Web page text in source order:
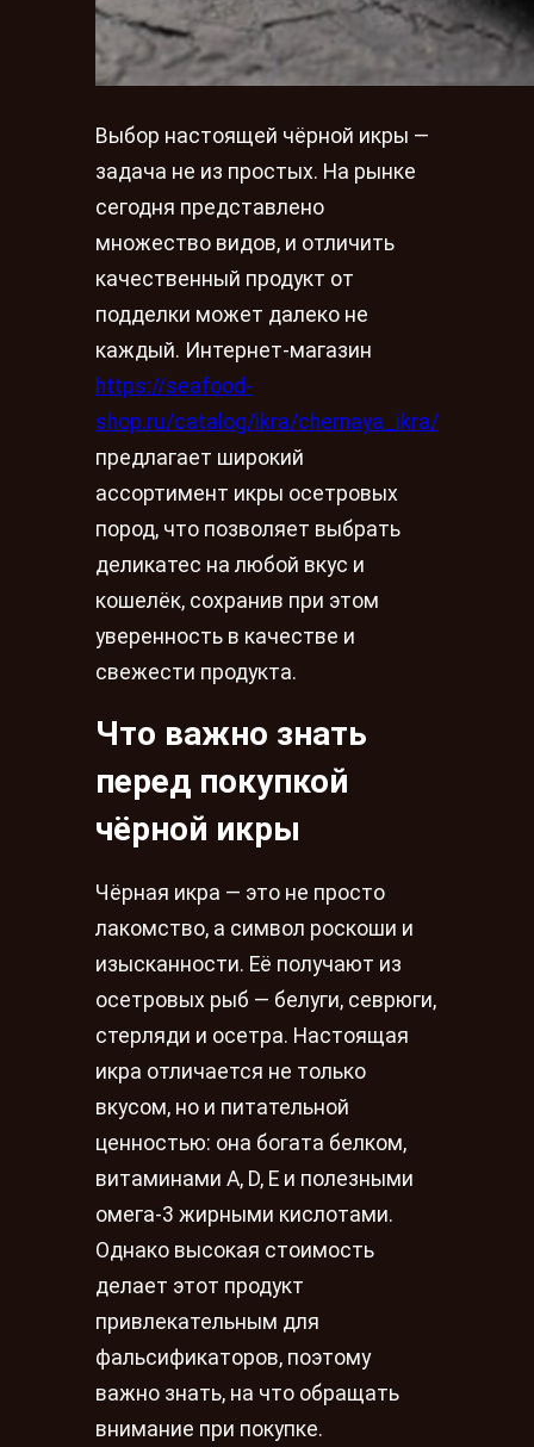
Выбор настоящей чёрной икры —
задача не из простых. На рынке
сегодня представлено
множество видов, и отличить
качественный продукт от
подделки может далеко не
каждый. Интернет-магазин
https://seafood-
shop.ru/catalog/ikra/chernaya_ikra/
предлагает широкий
ассортимент икры осетровых
пород, что позволяет выбрать
деликатес на любой вкус и
кошелёк, сохранив при этом
уверенность в качестве и
свежести продукта.
Что важно знать
перед покупкой
чёрной икры
Чёрная икра — это не просто
лакомство, а символ роскоши и
изысканности. Её получают из
осетровых рыб — белуги, севрюги,
стерляди и осетра. Настоящая
икра отличается не только
вкусом, но и питательной
ценностью: она богата белком,
витаминами A, D, E и полезными
омега-3 жирными кислотами.
Однако высокая стоимость
делает этот продукт
привлекательным для
фальсификаторов, поэтому
важно знать, на что обращать
внимание при покупке.